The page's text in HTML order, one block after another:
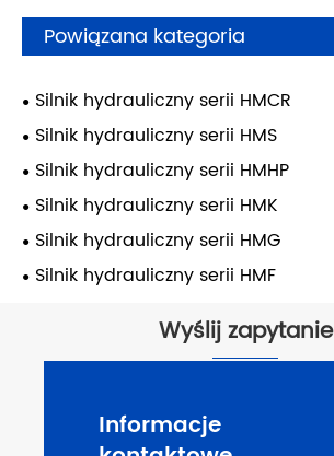
Powiązana kategoria
Silnik hydrauliczny serii HMCR
Silnik hydrauliczny serii HMS
Silnik hydrauliczny serii HMHP
Silnik hydrauliczny serii HMK
Silnik hydrauliczny serii HMG
Silnik hydrauliczny serii HMF
Wyślij zapytanie
Informacje